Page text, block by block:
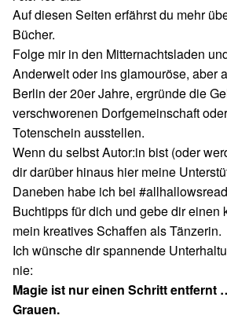
Auf diesen Seiten erfährst du mehr
Bücher.
Folge mir in den Mitternachtsladen
Anderwelt oder ins glamouröse, aber
Berlin der 20er Jahre, ergründe die
verschworenen Dorfgemeinschaft
Totenschein ausstellen.
Wenn du selbst Autor:in bist (oder
dir darüber hinaus hier meine
Daneben habe ich bei
Buchtipps für dich und gebe dir einen
mein kreatives Schaffen als Tänzerin.
Ich wünsche dir spannende
nie:
Magie ist nur einen Schritt entfernt
Grauen.